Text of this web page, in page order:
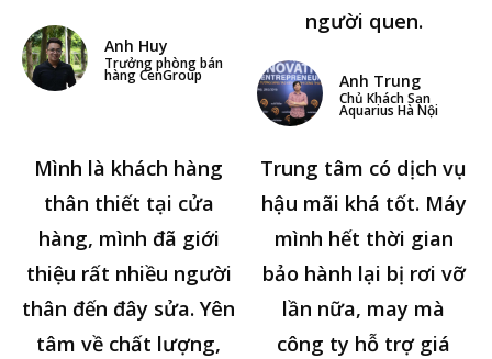
Anh Huy
Trưởng phòng bán
hàng CenGroup
người quen.
Anh Trung
Chủ Khách Sạn
Aquarius Hà Nội
Mình là khách hàng
thân thiết tại cửa
hàng, mình đã giới
thiệu rất nhiều người
thân đến đây sửa. Yên
tâm về chất lượng,
Trung tâm có dịch vụ
hậu mãi khá tốt. Máy
mình hết thời gian
bảo hành lại bị rơi vỡ
lần nữa, may mà
công ty hỗ trợ giá